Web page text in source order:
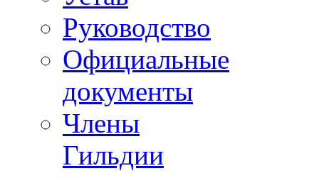
Руководство
Официальные
документы
Члены
Гильдии